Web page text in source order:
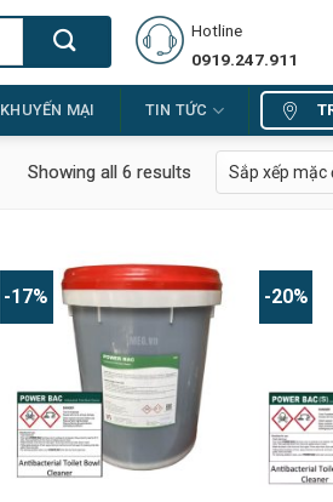
Hotline
0919.247.911
KHUYẾN MẠI TIN TỨC
Showing all 6 results
-17% -20%